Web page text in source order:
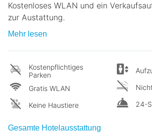
Kostenloses WLAN und ein
zur Austattung.
Mehr lesen
Kostenpflichtiges
Parken
Gratis WLAN
Keine Haustiere
24-
Gesamte Hotelausstattung